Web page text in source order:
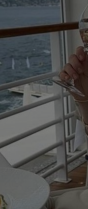
danych
na urządzeniu lub
ulepszanie usług.Lista